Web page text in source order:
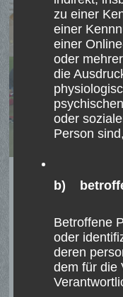
St.
Nikoläuse
Am 06.
die St.
WEITERLESEN
zu einer
einer
einer
oder
die
oder
Person
b)
Betroffene
oder
deren
dem für die